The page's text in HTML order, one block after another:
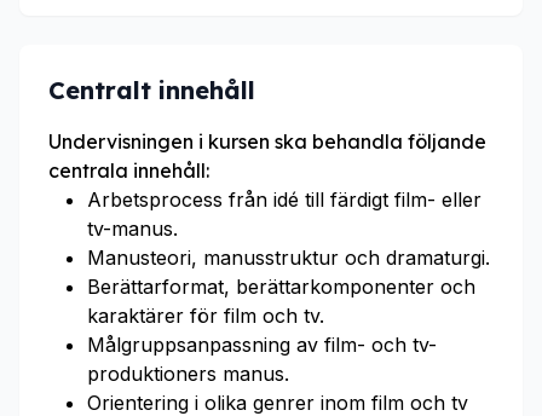
Centralt innehåll
Undervisningen i kursen ska behandla följande
centrala innehåll:
Arbetsprocess från idé till färdigt film- eller
tv-manus.
Manusteori, manusstruktur och dramaturgi.
Berättarformat, berättarkomponenter och
karaktärer för film och tv.
Målgruppsanpassning av film- och tv-
produktioners manus.
Orientering i olika genrer inom film och tv